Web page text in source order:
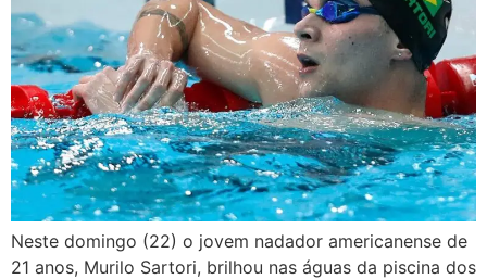
Neste domingo (22) o jovem nadador americanense de
21 anos, Murilo Sartori, brilhou nas águas da piscina dos